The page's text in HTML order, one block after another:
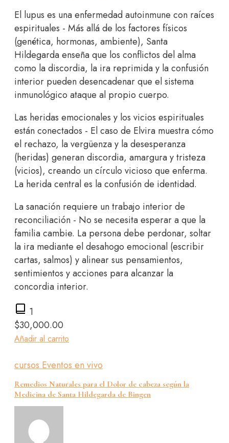
El lupus es una enfermedad autoinmune con raíces
espirituales - Más allá de los factores físicos
(genética, hormonas, ambiente), Santa
Hildegarda enseña que los conflictos del alma
como la discordia, la ira reprimida y la confusión
interior pueden desencadenar que el sistema
inmunológico ataque al propio cuerpo.
Las heridas emocionales y los vicios espirituales
están conectados - El caso de Elvira muestra cómo
el rechazo, la vergüenza y la desesperanza
(heridas) generan discordia, amargura y tristeza
(vicios), creando un círculo vicioso que enferma.
La herida central es la confusión de identidad.
La sanación requiere un trabajo interior de
reconciliación - No se necesita esperar a que la
familia cambie. La persona debe perdonar, soltar
la ira mediante el desahogo emocional (escribir
cartas, salmos) y alinear sus pensamientos,
sentimientos y acciones para alcanzar la
concordia interior.
1
$30,000.00
Añadir al carrito
cursosEventos en vivo
Remedios Naturales para el Dolor de cabeza según la
Medicina de Santa Hildegarda de Bingen